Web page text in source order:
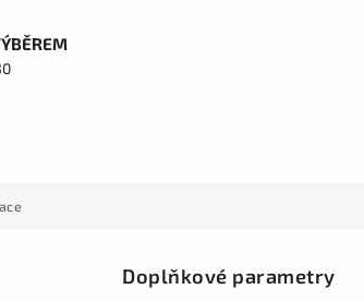
Doplňkové parametry